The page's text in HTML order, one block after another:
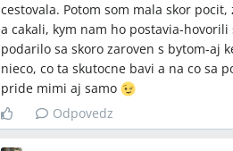
cestovala. Potom som mala skor
a cakali, kym nam ho postavia-
podarilo sa skoro zaroven s bytom-aj
nieco, co ta skutocne bavi a na co sa
pride mimi aj samo
Odpovedz